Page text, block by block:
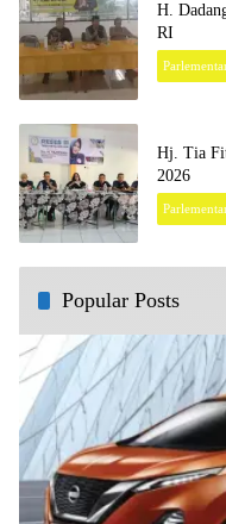
H.
RI
Hj. Tia
2026
Popular Posts